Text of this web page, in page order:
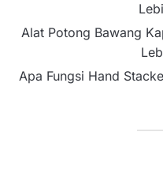
Alat Potong Bawang
Apa Fungsi Hand